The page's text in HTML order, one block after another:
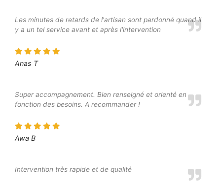
Les minutes de retards de l'artisan sont pardonné quand il
y a un tel service avant et après l'intervention
Anas T
Super accompagnement. Bien renseigné et orienté en
fonction des besoins. A recommander !
Awa B
Intervention très rapide et de qualité